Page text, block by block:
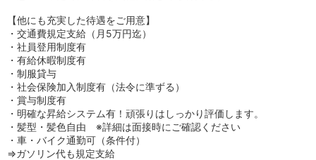
【他にも充実した待遇をご用意】
・交通費規定支給（月5万円迄）
・社員登用制度有
・有給休暇制度有
・制服貸与
・社会保険加入制度有（法令に準ずる）
・賞与制度有
・明確な昇給システム有！頑張りはしっかり評価します。
・髪型・髪色自由 ※詳細は面接時にご確認ください
・車・バイク通勤可（条件付）
⇒ガソリン代も規定支給